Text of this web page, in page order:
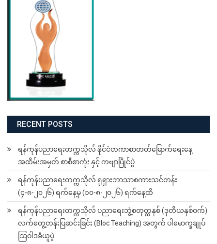
RECENT POSTS
ရန်ကုန်ပညာရေးတက္ကသိုလ် နိုင်ငံတကာစာတတ်မြောက်ရေးနေ့
အထိမ်းအမှတ် စာစီစာကုံး နှင့် ကဗျာပြိုင်ပွဲ
ရန်ကုန်ပညာရေးတက္ကသိုလ် ရုရှားဘာသာစကားသင်တန်း
(၄-၈-၂၀၂၆) ရက်နေ့မှ (၁၀-၈-၂၀၂၆) ရက်နေ့ထိ
ရန်ကုန်ပညာရေးတက္ကသိုလ် ပညာရေးဘွဲ့စတုတ္ထနှစ် (ဒုတိယနှစ်ဝက်)
လက်တွေ့တန်းပြဆင်းခြင်း (Bloc Teaching) အတွက် ပါမောက္ခချုပ်
ဩဝါဒခံယူပွဲ